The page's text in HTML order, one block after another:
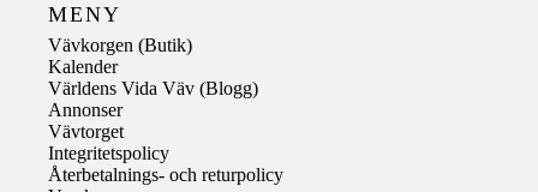
MENY
Vävkorgen (Butik)
Kalender
Världens Vida Väv (Blogg)
Annonser
Vävtorget
Integritetspolicy
Återbetalnings- och returpolicy